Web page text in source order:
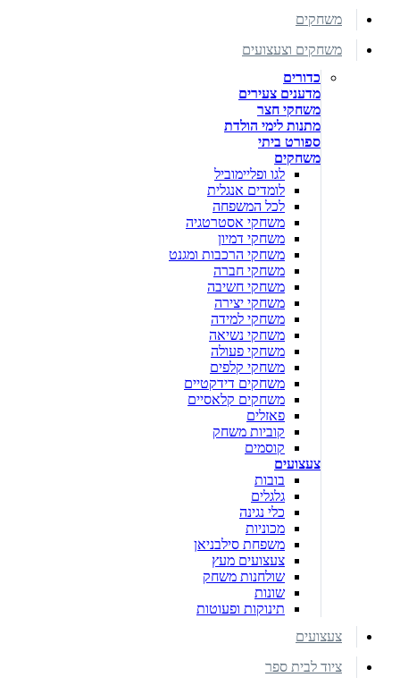
משחקים
משחקים וצעצועים
כדורים
מדענים צעירים
משחקי חצר
מתנות לימי הולדת
ספורט ביתי
משחקים
לגו ופליימוביל
לומדים אנגלית
לכל המשפחה
משחקי אסטרטגיה
משחקי דמיון
משחקי הרכבות ומגנט
משחקי חברה
משחקי חשיבה
משחקי יצירה
משחקי למידה
משחקי נשיאה
משחקי פעולה
משחקי קלפים
משחקים דידקטיים
משחקים קלאסיים
פאזלים
קוביות משחק
קוסמים
צעצועים
בובות
גלגלים
כלי נגינה
מכוניות
משפחת סילבניאן
צעצועים מעץ
שולחנות משחק
שונות
תינוקות ופעוטות
צעצועים
ציוד לבית ספר